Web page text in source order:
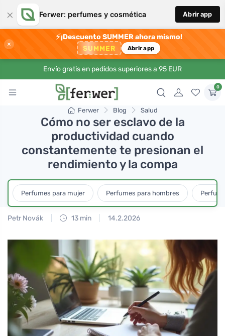
× Ferwer: perfumes y cosmética Abrir app
×
⚡¡Descuento SUMMER ahora mismo!
SUMMER Abrir app
Envío gratis en pedidos superiores a 95 EUR
0
Ferwer Blog Salud
Cómo no ser esclavo de la
productividad cuando
constantemente te presionan el
rendimiento y la compa
Perfumes para mujer Perfumes para hombres
Petr Novák 13 min 14.2.2026